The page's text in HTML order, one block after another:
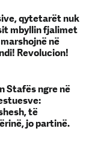
qytetarët nuk
mbyllin fjalimet
në
Revolucion!
Stafës ngre në
të
jo partinë.